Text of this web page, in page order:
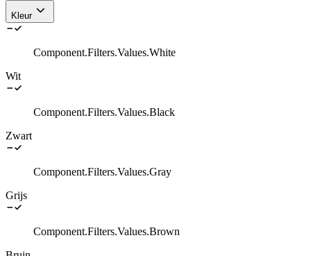
Kleur
Component.Filters.Values.White
Wit
Component.Filters.Values.Black
Zwart
Component.Filters.Values.Gray
Grijs
Component.Filters.Values.Brown